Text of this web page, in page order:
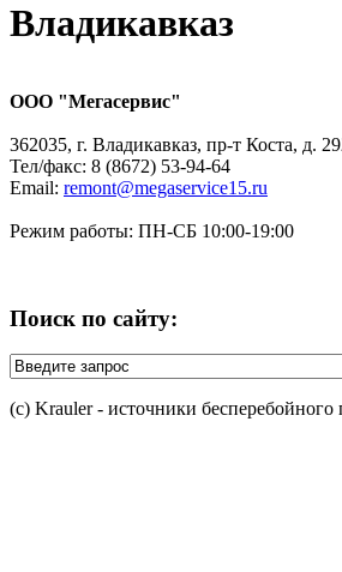
Владикавказ
ООО "Мегасервис"
362035, г. Владикавказ, пр-т Коста, д.
Тел/факс: 8 (8672) 53-94-64
Email: remont@megaservice15.ru
Режим работы: ПН-СБ 10:00-19:00
Поиск по сайту:
(c) Krauler - источники